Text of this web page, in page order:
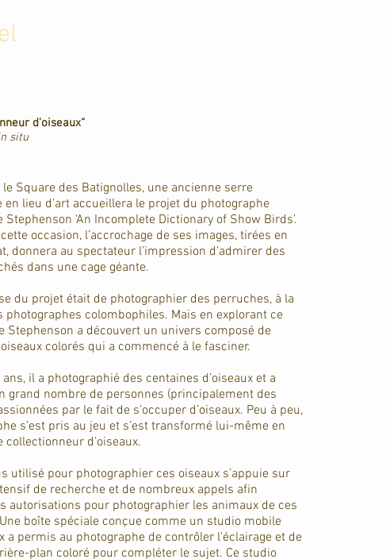
d'oiseaux“
situ
Square des Batignolles, une ancienne serre
lieu d’art accueillera le projet du photographe
Stephenson ‘An Incomplete Dictionary of Show Birds’.
occasion, l’accrochage de ses images, tirées en
donnera au spectateur l’impression d’admirer des
dans une cage géante.
du projet était de photographier des perruches, à la
photographes colombophiles. Mais en explorant ce
Stephenson a découvert un univers composé de
colorés qui a commencé à le fasciner.
il a photographié des centaines d’oiseaux et a
grand nombre de personnes (principalement des
par le fait de s’occuper d’oiseaux. Peu à peu,
s’est pris au jeu et s’est transformé lui-même en
collectionneur d’oiseaux.
utilisé pour photographier ces oiseaux s’appuie sur
de recherche et de nombreux appels afin
autorisations pour photographier les animaux de ces
boîte spéciale conçue comme un studio mobile
a permis au photographe de contrôler l'éclairage et de
plan coloré pour compléter le sujet. Ce studio